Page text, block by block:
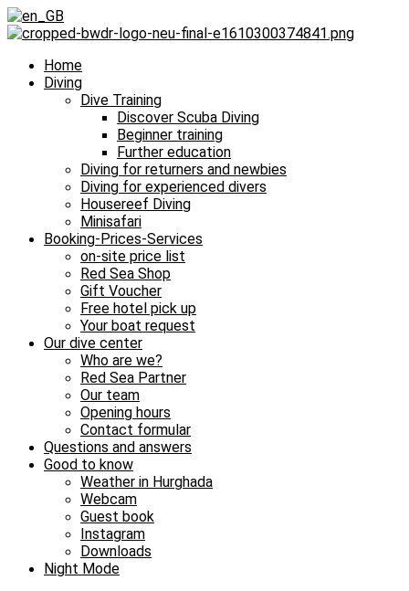
Home
Diving
Dive Training
Discover Scuba Diving
Beginner training
Further education
Diving for returners and newbies
Diving for experienced divers
Housereef Diving
Minisafari
Booking-Prices-Services
on-site price list
Red Sea Shop
Gift Voucher
Free hotel pick up
Your boat request
Our dive center
Who are we?
Red Sea Partner
Our team
Opening hours
Contact formular
Questions and answers
Good to know
Weather in Hurghada
Webcam
Guest book
Instagram
Downloads
Night Mode